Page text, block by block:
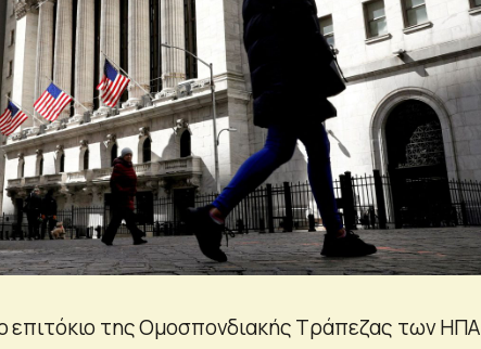
επιτόκιο της Ομοσπονδιακής Τράπεζας των ΗΠΑ